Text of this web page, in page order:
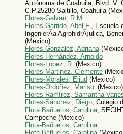
Autónoma de Coahuila, Blvd. V.
C.P.25280 Saltillo, Coahuila
Flores-Galvan, R.M.
Flores-Garrido, Abel F., Escuela
IngenierÃ­a AgrohidrÃ¡ulica,
(Mexico)
Flores-González, Adriana
Flores-Hernández, Arnoldo
Flores-Lopez, R. (Mexico)
Flores-Martinez, Clemente
Flores-Morales, Eliud (Mexico)
Flores-Ordoñez, Marisol (Mexico)
Flores-Ramírez, Samantha
Flores-Sánchez, Diego, Colegio
Flota Bañuelos, Carolina,
Campeche (Mexico)
Flota-Bañuelos, Carolina